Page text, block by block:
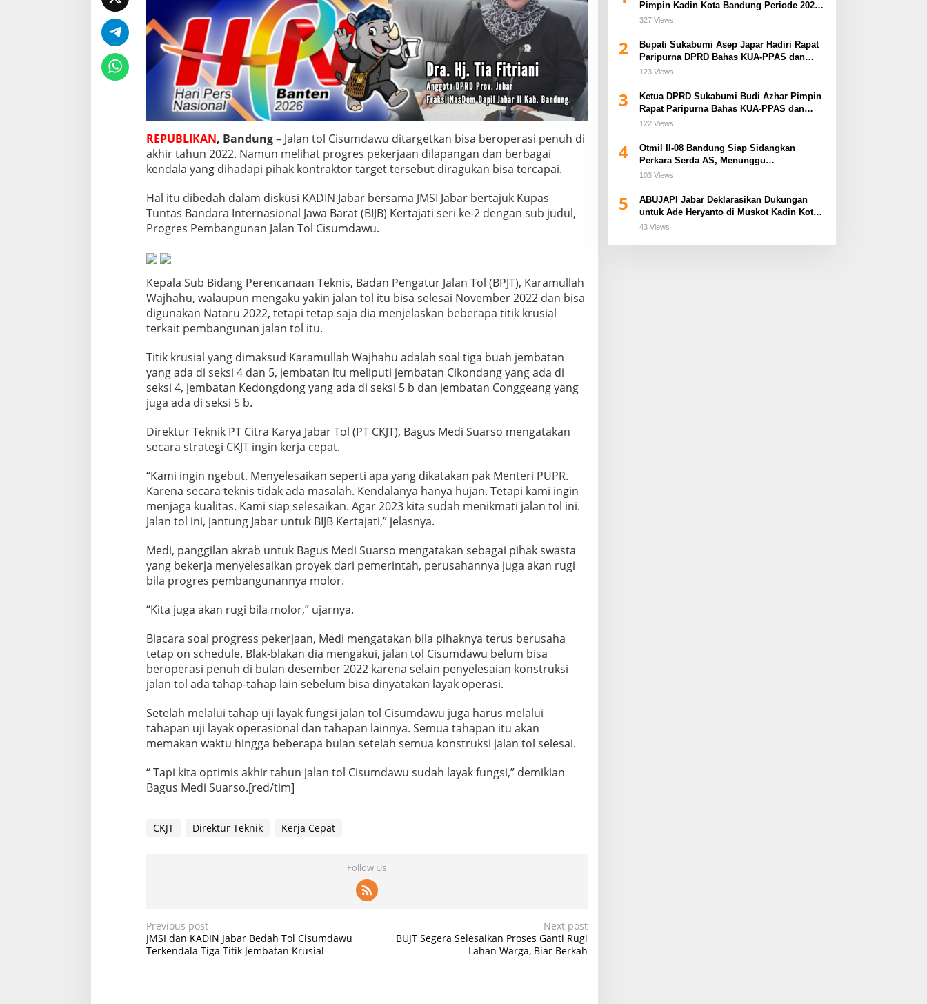
a
S
t
a
g
i
C
J
T
n
g
i
n
a
C
e
p
a
REPUBLIKAN, Bandung– Jalan tol Cisumdawu ditargetkan bisa beroperasi penuh di
akhir tahun 2022. Namun melihat progres pekerjaan dilapangan dan berbagai
kendala yang dihadapi pihak kontraktor target tersebut diragukan bisa tercapai.
Hal itu dibedah dalam diskusi KADIN Jabar bersama JMSI Jabar bertajuk Kupas
Tuntas Bandara Internasional Jawa Barat (BIJB) Kertajati seri ke-2 dengan sub judul,
Progres Pembangunan Jalan Tol Cisumdawu.
Kepala Sub Bidang Perencanaan Teknis, Badan Pengatur Jalan Tol (BPJT), Karamullah
Wajhahu, walaupun mengaku yakin jalan tol itu bisa selesai November 2022 dan bisa
digunakan Nataru 2022, tetapi tetap saja dia menjelaskan beberapa titik krusial
terkait pembangunan jalan tol itu.
Titik krusial yang dimaksud Karamullah Wajhahu adalah soal tiga buah jembatan
yang ada di seksi 4 dan 5, jembatan itu meliputi jembatan Cikondang yang ada di
seksi 4, jembatan Kedongdong yang ada di seksi 5 b dan jembatan Conggeang yang
juga ada di seksi 5 b.
Direktur Teknik PT Citra Karya Jabar Tol (PT CKJT), Bagus Medi Suarso mengatakan
secara strategi CKJT ingin kerja cepat.
“Kami ingin ngebut. Menyelesaikan seperti apa yang dikatakan pak Menteri PUPR.
Karena secara teknis tidak ada masalah. Kendalanya hanya hujan. Tetapi kami ingin
menjaga kualitas. Kami siap selesaikan. Agar 2023 kita sudah menikmati jalan tol ini.
Jalan tol ini, jantung Jabar untuk BIJB Kertajati,” jelasnya.
Medi, panggilan akrab untuk Bagus Medi Suarso mengatakan sebagai pihak swasta
yang bekerja menyelesaikan proyek dari pemerintah, perusahannya juga akan rugi
bila progres pembangunannya molor.
“Kita juga akan rugi bila molor,” ujarnya.
Biacara soal progress pekerjaan, Medi mengatakan bila pihaknya terus berusaha
tetap on schedule. Blak-blakan dia mengakui, jalan tol Cisumdawu belum bisa
beroperasi penuh di bulan desember 2022 karena selain penyelesaian konstruksi
jalan tol ada tahap-tahap lain sebelum bisa dinyatakan layak operasi.
Setelah melalui tahap uji layak fungsi jalan tol Cisumdawu juga harus melalui
tahapan uji layak operasional dan tahapan lainnya. Semua tahapan itu akan
memakan waktu hingga beberapa bulan setelah semua konstruksi jalan tol selesai.
“ Tapi kita optimis akhir tahun jalan tol Cisumdawu sudah layak fungsi,” demikian
Bagus Medi Suarso.[red/tim]
CKJT Direktur Teknik Kerja Cepat
Follow Us
P
o
Previous post
JMSI dan KADIN Jabar Bedah Tol Cisumdawu
Terkendala Tiga Titik Jembatan Krusial
Next post
BUJT Segera Selesaikan Proses Ganti Rugi
Lahan Warga, Biar Berkah
Pimpin Kadin Kota Bandung Periode 2026–
2031
327 Views
2
Bupati Sukabumi Asep Japar Hadiri Rapat
Paripurna DPRD Bahas KUA-PPAS dan
Raperda Disabilitas
123 Views
3
Ketua DPRD Sukabumi Budi Azhar Pimpin
Rapat Paripurna Bahas KUA-PPAS dan
Raperda Tirta Jaya
122 Views
4
Otmil II-08 Bandung Siap Sidangkan
Perkara Serda AS, Menunggu
Rekomendasi Korem Sunan Gunung Jati
103 Views
5
ABUJAPI Jabar Deklarasikan Dukungan
untuk Ade Heryanto di Muskot Kadin Kota
Bandung
43 Views